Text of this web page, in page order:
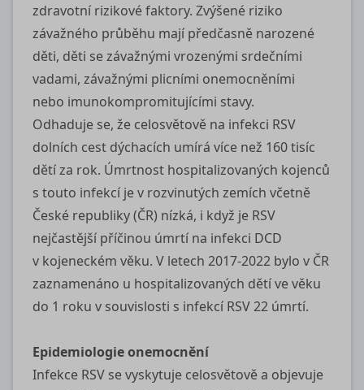
zdravotní rizikové faktory. Zvýšené riziko
závažného průběhu mají předčasně narozené
děti, děti se závažnými vrozenými srdečními
vadami, závažnými plicními onemocněními
nebo imunokompromitujícími stavy.
Odhaduje se, že celosvětově na infekci RSV
dolních cest dýchacích umírá více než 160 tisíc
dětí za rok. Úmrtnost hospitalizovaných kojenců
s touto infekcí je v rozvinutých zemích včetně
České republiky (ČR) nízká, i když je RSV
nejčastější příčinou úmrtí na infekci DCD
v kojeneckém věku. V letech 2017‑2022 bylo v ČR
zaznamenáno u hospitalizovaných dětí ve věku
do 1 roku v souvislosti s infekcí RSV 22 úmrtí.
Epidemiologie onemocnění
Infekce RSV se vyskytuje celosvětově a objevuje